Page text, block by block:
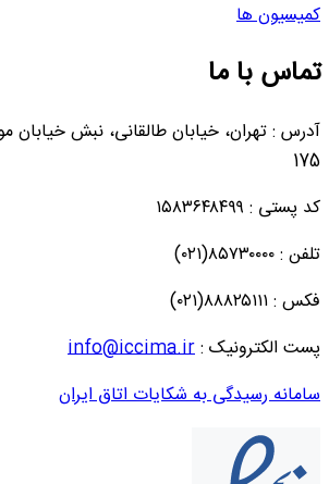
کمیسیون ها
تماس با ما
آدرس : تهران، خیابان طالقانی، نبش
175
کد پستی : ۱۵۸۳۶۴۸۴۹۹
تلفن : ۸۵۷۳۰۰۰۰(۰۲۱)
فکس : ۸۸۸۲۵۱۱۱(۰۲۱)
پست الکترونیک :info@iccima.ir
سامانه رسیدگی به شکایات اتاق ایران